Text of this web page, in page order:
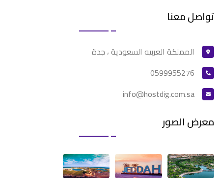
تواصل معنا
المملكة العربيه السعودية ، جدة
0599955276
info@hostdig.com.sa
معرض الصور